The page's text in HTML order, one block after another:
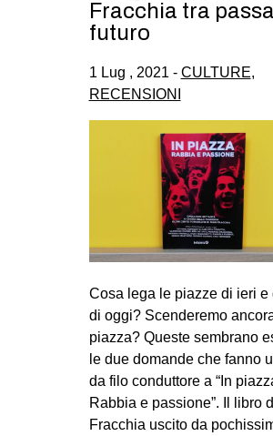
ms
SEARCH
Fracchia tra
futuro
1 Lug , 2021 - CULTURE,
RECENSIONI
Cosa lega le piazze di ieri e
di oggi? Scenderemo
piazza? Queste sembrano
le due domande che fanno
da filo conduttore a “In
Rabbia e passione”. Il libro
Fracchia uscito da